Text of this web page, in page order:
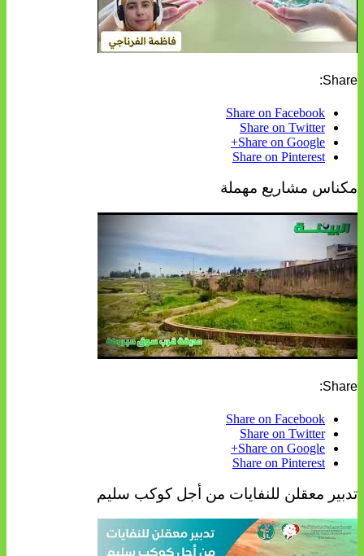
Share:
Share on Facebook
Share on Twitter
Share on Google+
Share on Pinterest
مكناس مشاريع مهملة
Share:
Share on Facebook
Share on Twitter
Share on Google+
Share on Pinterest
تدبير معقلن للنفايات من أجل كوكب سليم